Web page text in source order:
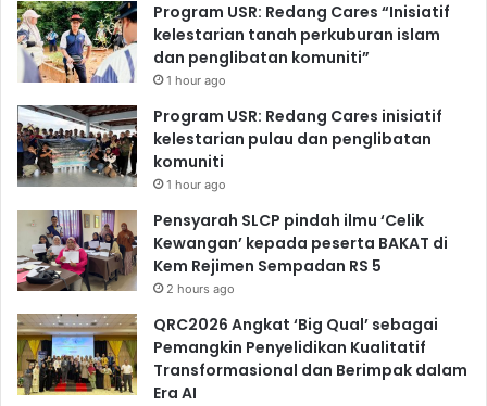
Program USR: Redang Cares “Inisiatif
kelestarian tanah perkuburan islam
dan penglibatan komuniti”
1 hour ago
Program USR: Redang Cares inisiatif
kelestarian pulau dan penglibatan
komuniti
1 hour ago
Pensyarah SLCP pindah ilmu ‘Celik
Kewangan’ kepada peserta BAKAT di
Kem Rejimen Sempadan RS 5
2 hours ago
QRC2026 Angkat ‘Big Qual’ sebagai
Pemangkin Penyelidikan Kualitatif
Transformasional dan Berimpak dalam
Era AI